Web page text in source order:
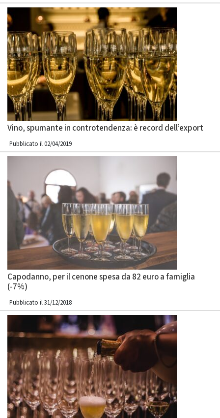
Vino, spumante in controtendenza: è record dell’export
Pubblicato il 02/04/2019
Capodanno, per il cenone spesa da 82 euro a famiglia
(-7%)
Pubblicato il 31/12/2018